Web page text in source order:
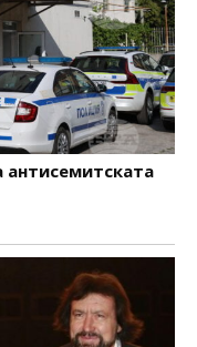
антисемитската